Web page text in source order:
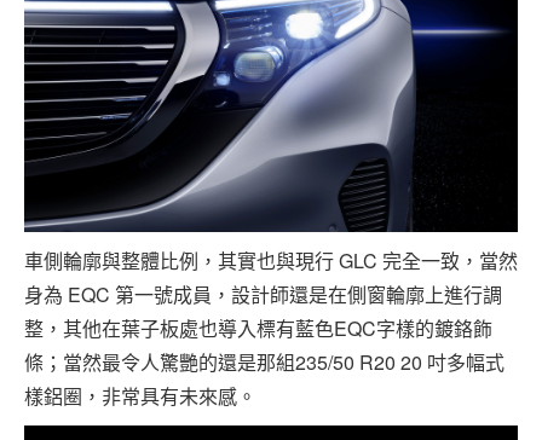
車側輪廓與整體比例，其實也與現行 GLC 完全一致，當然
身為 EQC 第一號成員，設計師還是在側窗輪廓上進行調
整，其他在葉子板處也導入標有藍色EQC字樣的鍍鉻飾
條；當然最令人驚艷的還是那組235/50 R20 20 吋多幅式
樣鋁圈，非常具有未來感。